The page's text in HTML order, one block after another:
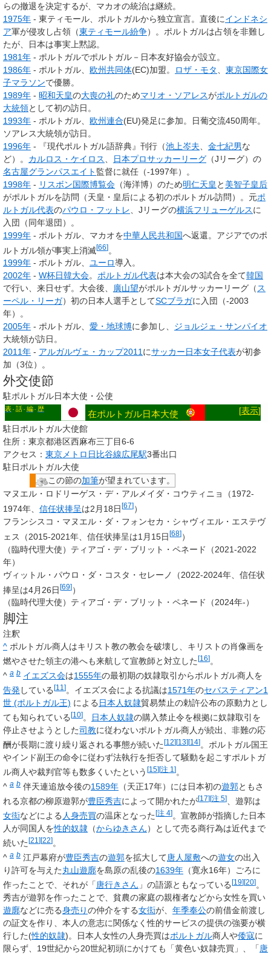
らの撤退を決定するが、マカオの統治は継続。
1975年 - 東ティモール、ポルトガルから独立宣言。直後にインドネシ
ア軍が侵攻し占領（東ティモール紛争）。ポルトガルは占領を非難し
たが、日本は事実上黙認。
1981年 - ポルトガルでポルトガル－日本友好協会が設立。
1986年 - ポルトガル、 欧州共同体(EC)加盟。 ロザ・モタ
東京国際女
子マラソンで優勝。
1989年 - 昭和天皇の大喪の礼のためマリオ・ソアレスがポルトガルの
大統領として初の訪日。
1993年 - ポルトガル、 欧州連合(EU)発足に参加。日葡交流450周年。
ソアレス大統領が訪日。
1996年 - 『現代ポルトガル語辞典』刊行（池上岑夫 金七紀男な
ど）。 カルロス・ケイロス 日本プロサッカーリーグ （Jリーグ）の
名古屋グランパスエイト 監督に就任（-1997年）。
1998年 - リスボン国際博覧会 （海洋博）のため明仁天皇と 美智子皇后
がポルトガルを訪問（天皇・皇后による初のポルトガル訪問）。元ポ
ルトガル代表のパウロ・フットレ 、Jリーグの横浜フリューゲルスに
入団（同年退団）。
1999年 - ポルトガル、マカオを中華人民共和国へ返還。アジアでのポ
ルトガル領が事実上消滅[66]。
1999年 - ポルトガル、 ユーロ導入。
2002年 - W杯日韓大会。 ポルトガル代表は本大会の3試合を全て韓国
で行い、来日せず。大会後、 廣山望がポルトガルサッカーリーグ（ス
ーペル・リーガ）初の日本人選手としてSCブラガに入団（-2003
年）。
2005年 - ポルトガル、 愛・地球博に参加し、 ジョルジェ・サンパイオ
大統領が訪日。
2011年 - アルガルヴェ・カップ2011にサッカー日本女子代表が初参
加（3位）。
外交使節
駐ポルトガル日本大使・公使
[表示]
表 話 編 歴 在ポルトガル日本大使
駐日ポルトガル大使館
住所：東京都港区西麻布三丁目6-6
アクセス： 東京メトロ日比谷線広尾駅3番出口
駐日ポルトガル大使
この節の加筆が望まれています。
マヌエル・ロドリーゲス・デ・アルメイダ・コウティニョ（1972-
1974年、 信任状捧呈は2月18日 [67] ）
フランシスコ・マヌエル・ダ・フォンセカ・シャヴィエル・エステヴ
ェス（2015-2021年、信任状捧呈は1月15日 [68] ）
（臨時代理大使）ティアゴ・デ・ブリット・ペネード（2021-2022
年）
ヴィットル・パウロ・ダ・コスタ・セレーノ（2022-2024年、信任状
捧呈は4月26日[69]）
（臨時代理大使）ティアゴ・デ・ブリット・ペネード（2024年-）
脚注
注釈
^ ポルトガル商人はキリスト教の教会を破壊し、キリストの肖像画を
燃やさせた領主の港へも来航して宣教師と対立した [16]。
^ a b イエズス会は1555年の最初期の奴隷取引からポルトガル商人を
告発 している [11 ]。イエズス会による抗議は1571年のセバスティアン1
世 (ポルトガル王) による 日本人奴隷貿易禁止の勅許公布の原動力とし
ても知られている [10]。 日本人奴隷の購入禁止令を根拠に奴隷取引を
停止させようとした司教に従わないポルトガル商人が続出、非難の応
酬が長期に渡り繰り返される事態が続いた [12][13][14]。ポルトガル国王
やインド副王の命令に従わず法執行を拒否して騒動を起こすポルトガ
ル商人や裁判官等も数多くいたという [15][注 1 ]。
^ a b 伴天連追放令後の1589年 （天正17年）には日本初の遊郭ともさ
れる京都の柳原遊郭が豊臣秀吉によって開かれたが[17][注 5]、遊郭は
女衒などによる 人身売買の温床となった [注 4]。宣教師が指摘した日本
人が同国人を性的奴隷 （からゆきさん）として売る商行為は近代まで
続いた [21 ][22]。
^ a b 江戸幕府が豊臣秀吉の遊郭を拡大して唐人屋敷への遊女の出入
り許可を与えた丸山遊廓を島原の乱後の1639年 （寛永16年）ごろに
作ったことで、それが「唐行きさん 」の語源ともなっている [19][20]。
秀吉が遊郭を作ったことで、貧農の家庭の親権者などから女性を買い
遊廓などに売る身売りの仲介をする女衒が、 年季奉公の前借金前渡し
の証文を作り、本人の意志に関係なく性的サービスの提供の強要が横
行した(性的奴隷)。日本人女性の人身売買はポルトガル商人や倭寇に
限らず、19世紀から20世紀初頭にかけても「黄色い奴隷売買」、「唐